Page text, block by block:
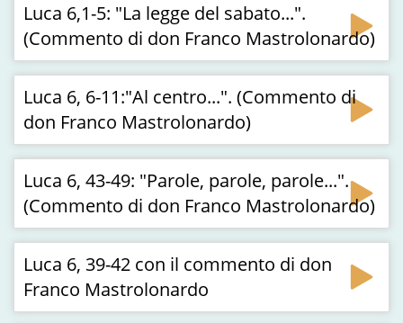
Luca 6,1-5: "La legge del sabato...".
(Commento di don Franco Mastrolonardo)
Luca 6, 6-11:"Al centro...". (Commento di
don Franco Mastrolonardo)
Luca 6, 43-49: "Parole, parole, parole...".
(Commento di don Franco Mastrolonardo)
Luca 6, 39-42 con il commento di don
Franco Mastrolonardo